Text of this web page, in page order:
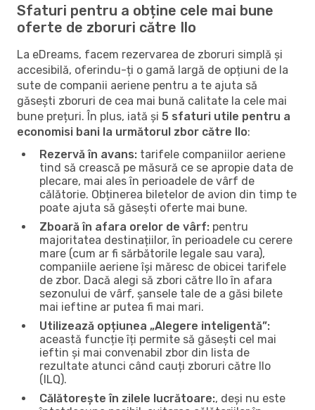
Sfaturi pentru a obține cele mai bune
oferte de zboruri către Ilo
La eDreams, facem rezervarea de zboruri simplă și
accesibilă, oferindu-ți o gamă largă de opțiuni de la
sute de companii aeriene pentru a te ajuta să
găsești zboruri de cea mai bună calitate la cele mai
bune prețuri. În plus, iată și 5 sfaturi utile pentru a
economisi bani la următorul zbor către Ilo:
Rezervă în avans: tarifele companiilor aeriene
tind să crească pe măsură ce se apropie data de
plecare, mai ales în perioadele de vârf de
călătorie. Obținerea biletelor de avion din timp te
poate ajuta să găsești oferte mai bune.
Zboară în afara orelor de vârf: pentru
majoritatea destinațiilor, în perioadele cu cerere
mare (cum ar fi sărbătorile legale sau vara),
companiile aeriene își măresc de obicei tarifele
de zbor. Dacă alegi să zbori către Ilo în afara
sezonului de vârf, șansele tale de a găsi bilete
mai ieftine ar putea fi mai mari.
Utilizează opțiunea „Alegere inteligentă”:
această funcție îți permite să găsești cel mai
ieftin și mai convenabil zbor din lista de
rezultate atunci când cauți zboruri către Ilo
(ILQ).
Călătorește în zilele lucrătoare:, deși nu este